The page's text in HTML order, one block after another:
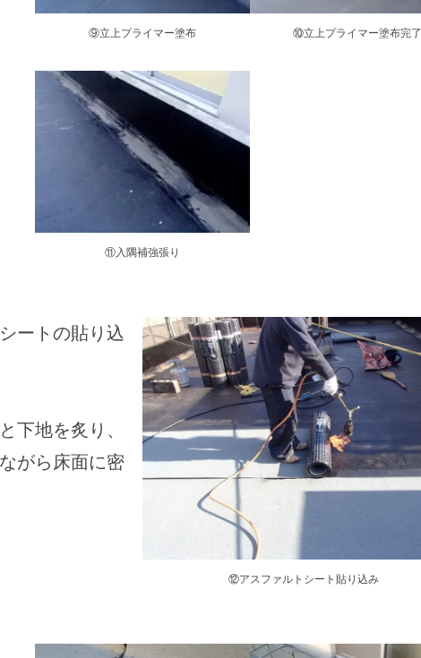
⑨立上プライマー塗布
⑪入隅補強張り
⑩立上プライマー塗布完了
ートの貼り込
下地を炙り、
がら床面に密
⑫アスファルトシート貼り込み